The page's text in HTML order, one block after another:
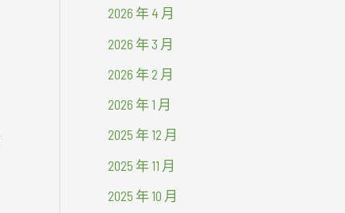
2026 年 4 月
2026 年 3 月
2026 年 2 月
2026 年 1 月
2025 年 12 月
2025 年 11 月
2025 年 10 月